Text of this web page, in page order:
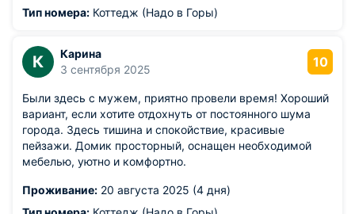
Тип номера: Коттедж (Надо в Горы)
К
Карина
3 сентября 2025
10
Были здесь с мужем, приятно провели время! Хороший
вариант, если хотите отдохнуть от постоянного шума
города. Здесь тишина и спокойствие, красивые
пейзажи. Домик просторный, оснащен необходимой
мебелью, уютно и комфортно.
Проживание: 20 августа 2025 (4 дня)